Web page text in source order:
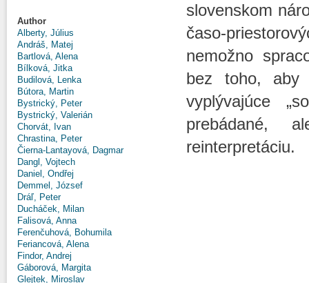
Author
Alberty, Július
Andráš, Matej
Bartlová, Alena
Bílková, Jitka
Budilová, Lenka
Bútora, Martin
Bystrický, Peter
Bystrický, Valerián
Chorvát, Ivan
Chrastina, Peter
Čierna-Lantayová, Dagmar
Dangl, Vojtech
Daniel, Ondřej
Demmel, József
Dráľ, Peter
Ducháček, Milan
Falisová, Anna
Ferenčuhová, Bohumila
Feriancová, Alena
Findor, Andrej
Gáborová, Margita
Glejtek, Miroslav
slovenskom
časo-
nemožno
bez toho,
vyplývajúce
prebádané,
reinterpretáciu.